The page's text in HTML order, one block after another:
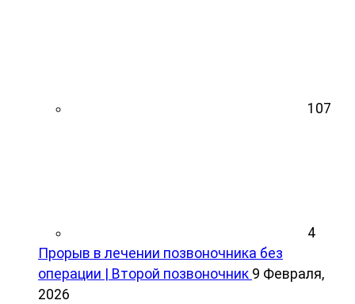
107
4
Прорыв в лечении позвоночника без
операции | Второй позвоночник 9 Февраля,
2026